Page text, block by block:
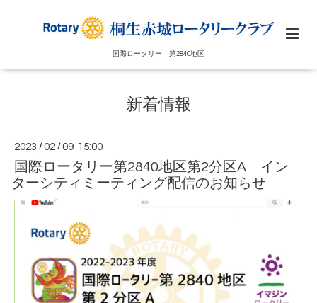
国際ロータリー 第2840地区
新着情報
2023 /02 /09 15:00
国際ロータリー第2840地区第2分区A イン
ターシティミーティング配信のお知らせ